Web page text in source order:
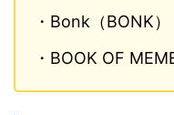
・Bonk（BONK）
・BOOK OF